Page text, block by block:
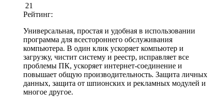
21
Рейтинг:
Универсальная, простая и удобная в использовании
программа для всестороннего обслуживания
компьютера. В один клик ускоряет компьютер и
загрузку, чистит систему и реестр, исправляет все
проблемы ПК, ускоряет интернет-соединение и
повышает общую производительность. Защита личных
данных, защита от шпионских и рекламных модулей и
многое другое.